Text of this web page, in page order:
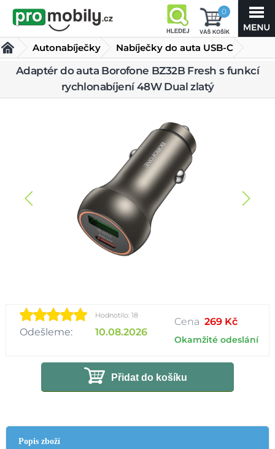
0
Autonabíječky Nabíječky do auta USB-C
Adaptér do auta Borofone BZ32B Fresh s funkcí
rychlonabíjení 48W Dual zlatý
Adaptér do auta Borofone BZ32B Fresh s funkcí
rychlonabíjení 48W Dual zlatý
Hodnotilo: 18
Odešleme: 10.08.2026
Cena 269 Kč
Okamžité odeslání
Přidat do košíku
Popis zboží